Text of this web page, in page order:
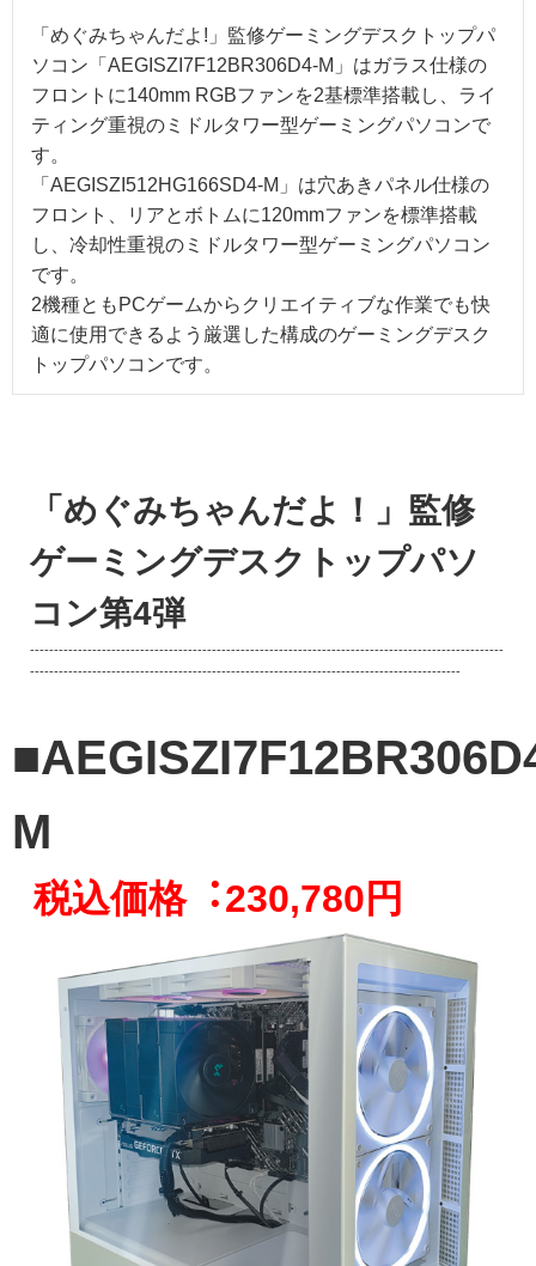
「めぐみちゃんだよ!」監修ゲーミングデスクトップパ
ソコン「AEGISZI7F12BR306D4-M」はガラス仕様の
フロントに140mm RGBファンを2基標準搭載し、ライ
ティング重視のミドルタワー型ゲーミングパソコンで
す。
「AEGISZI512HG166SD4-M」は穴あきパネル仕様の
フロント、リアとボトムに120mmファンを標準搭載
し、冷却性重視のミドルタワー型ゲーミングパソコン
です。
2機種ともPCゲームからクリエイティブな作業でも快
適に使用できるよう厳選した構成のゲーミングデスク
トップパソコンです。
「めぐみちゃんだよ！」監修
ゲーミングデスクトップパソ
コン第4弾
---------------------------------------------------------------------------------------------------
------------------------------------------------------------------------------------------
M
税込価格︓230,780円